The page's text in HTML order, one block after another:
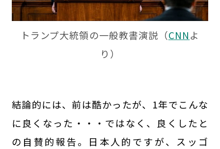
トランプ大統領の一般教書演説（CNNよ
り）
結論的には、前は酷かったが、1年でこんな
に良くなった・・・ではなく、良くしたと
の自賛的報告。日本人的ですが、スッゴ